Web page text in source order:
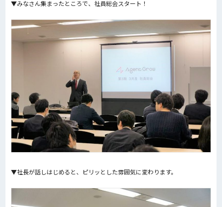
▼みなさん集まったところで、社員総会スタート！
▼社長が話しはじめると、ピリッとした雰囲気に変わります。